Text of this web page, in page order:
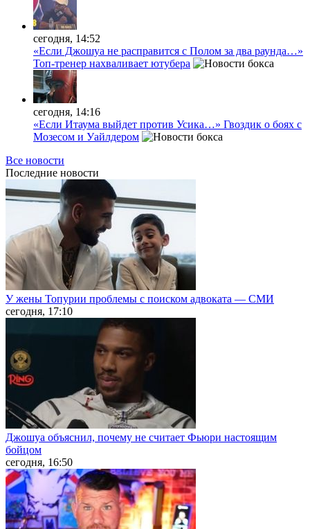
сегодня, 14:52
«Если Джошуа не расправится с Полом за два раунда…»
Топ-тренер нахваливает ютубера
сегодня, 14:16
«Если Итаума выйдет против Усика…» Гвоздик о боях с
Мозесом и Уайлдером
Все новости
Последние новости
У жены Топурии проблемы с поиском адвоката — СМИ
сегодня, 17:10
Джошуа объяснил, почему не считает Фьюри настоящим
бойцом
сегодня, 16:50